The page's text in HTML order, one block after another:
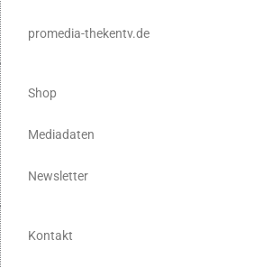
promedia-thekentv.de
Shop
Mediadaten
Newsletter
Kontakt